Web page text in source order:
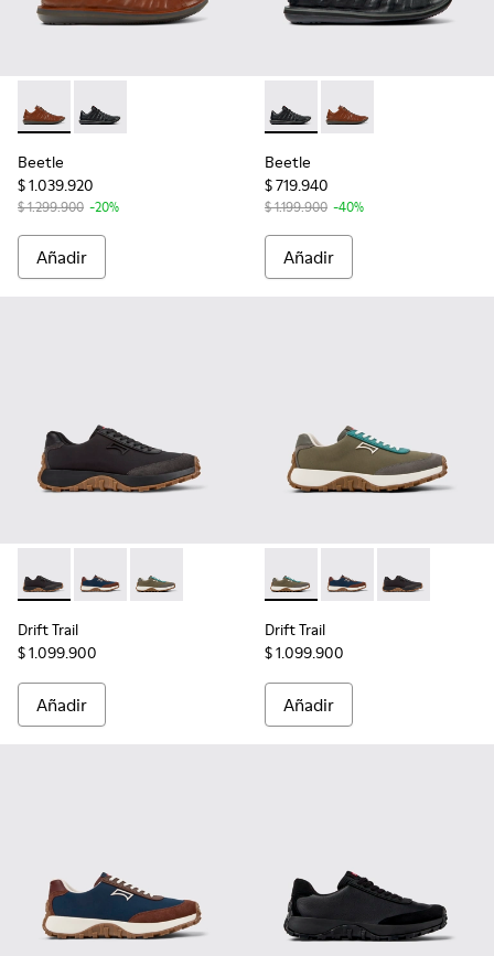
Beetle - 18751-049 - Zapatos marrones de piel para hombre.
Beetle - 18751-048 - Zapatos negros de piel para
Beetle
$ 1.039.920
$ 1.299.900 -20%
Añadir
Beetle - 18751-048 -
Beetle - 18751-049 -
Beetle
$ 719.940
$ 1.199.900 -40%
Añadir
Drift Trail - K100864-022 - Sneakers multicolores de tejido
Drift Trail - K100864-051 - Sneakers de tejido y
Drift Trail - K100864-049 - Sneakers de
Drift Trail
$ 1.099.900
Añadir
Drift Trail - K100864-049 -
Drift Trail -Drift Trail -
Drift Trail
$ 1.099.900
Añadir